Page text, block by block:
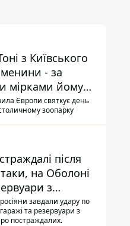
з Київського
- за
мірками йому
років
Європи святкує день
зоопарку
після
на Оболоні
з
завдали удару по
та резервуари з
постраждалих.